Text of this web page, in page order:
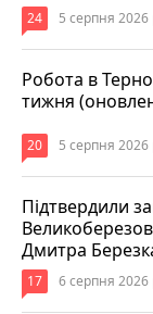
24 5 серпня 2026
Робота в
тижня
20 5 серпня 2026
Підтвердили
Дмитра
17 6 серпня 2026